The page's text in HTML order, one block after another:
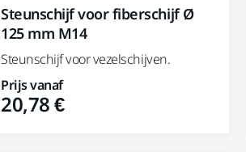
Steunschijf voor fiberschijf Ø
125 mm M14
Steunschijf voor vezelschijven.
Prijs vanaf
20,78 €